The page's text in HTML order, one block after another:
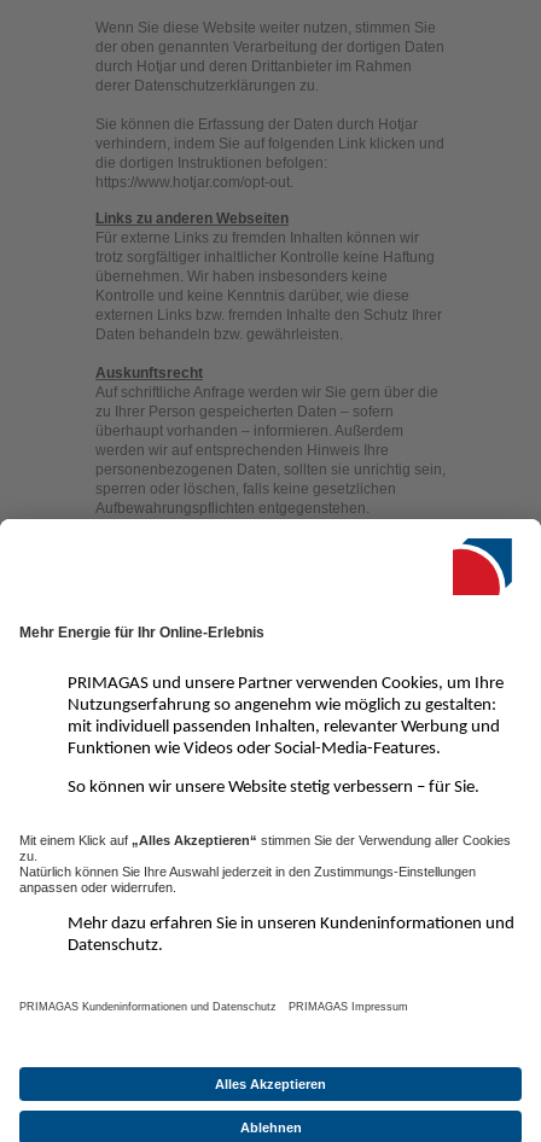
Wenn Sie diese Website weiter nutzen, stimmen Sie
der oben genannten Verarbeitung der dortigen Daten
durch Hotjar und deren Drittanbieter im Rahmen
derer Datenschutzerklärungen zu.
Sie können die Erfassung der Daten durch Hotjar
verhindern, indem Sie auf folgenden Link klicken und
die dortigen Instruktionen befolgen:
https://www.hotjar.com/opt-out.
Links zu anderen Webseiten
Für externe Links zu fremden Inhalten können wir
trotz sorgfältiger inhaltlicher Kontrolle keine Haftung
übernehmen. Wir haben insbesonders keine
Kontrolle und keine Kenntnis darüber, wie diese
externen Links bzw. fremden Inhalte den Schutz Ihrer
Daten behandeln bzw. gewährleisten.
Auskunftsrecht
Auf schriftliche Anfrage werden wir Sie gern über die
zu Ihrer Person gespeicherten Daten – sofern
überhaupt vorhanden – informieren. Außerdem
werden wir auf entsprechenden Hinweis Ihre
personenbezogenen Daten, sollten sie unrichtig sein,
sperren oder löschen, falls keine gesetzlichen
Aufbewahrungspflichten entgegenstehen.
* Mo. bis Do.: 8–17 Uhr / Fr.: 8–16 Uhr, gebührenfrei
Unseren Datenschutzbeauftragten erreichen Sie
unter der vorstehend angegebenen Adresse sowie
unter
datenschutz@primagas.de
Service-Hotline
0800 - 84 85 555*
dem dt. Festnetz und dt. Mobilfunknetz
| |